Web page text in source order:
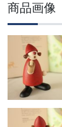
商品画像